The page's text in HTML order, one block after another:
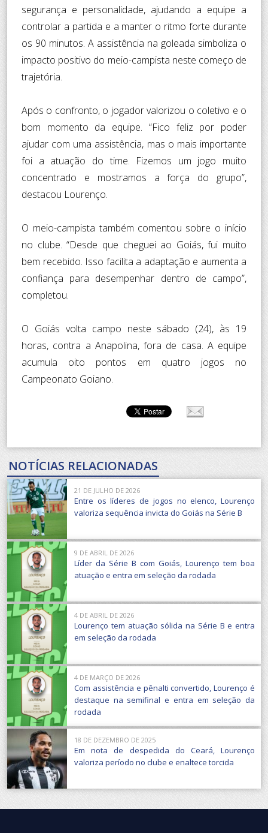
segurança e personalidade, ajudando a equipe a
controlar a partida e a manter o ritmo forte durante
os 90 minutos. A assistência na goleada simboliza o
impacto positivo do meio-campista neste começo de
trajetória.
Após o confronto, o jogador valorizou o coletivo e o
bom momento da equipe. “Fico feliz por poder
ajudar com uma assistência, mas o mais importante
foi a atuação do time. Fizemos um jogo muito
concentrado e mostramos a força do grupo”,
destacou Lourenço.
O meio-campista também comentou sobre o início
no clube. “Desde que cheguei ao Goiás, fui muito
bem recebido. Isso facilita a adaptação e aumenta a
confiança para desempenhar dentro de campo”,
completou.
O Goiás volta campo neste sábado (24), às 19
horas, contra a Anapolina, fora de casa. A equipe
acumula oito pontos em quatro jogos no
Campeonato Goiano.
NOTÍCIAS RELACIONADAS
21 DE JULHO DE 2026
Entre os líderes de jogos no elenco, Lourenço
valoriza sequência invicta do Goiás na Série B
9 DE ABRIL DE 2026
Líder da Série B com Goiás, Lourenço tem boa
atuação e entra em seleção da rodada
4 DE ABRIL DE 2026
Lourenço tem atuação sólida na Série B e entra
em seleção da rodada
4 DE MARÇO DE 2026
Com assistência e pênalti convertido, Lourenço é
destaque na semifinal e entra em seleção da
rodada
18 DE DEZEMBRO DE 2025
Em nota de despedida do Ceará, Lourenço
valoriza período no clube e enaltece torcida